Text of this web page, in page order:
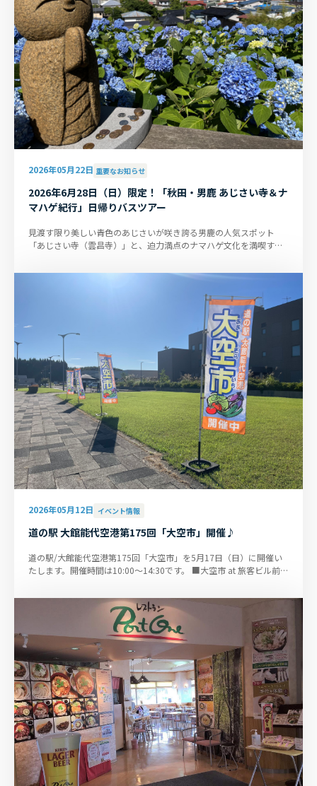
2026年05月22日 重要なお知らせ
2026年6月28日（日）限定！「秋田・男鹿 あじさい寺＆ナ
マハゲ紀行」日帰りバスツアー
見渡す限り美しい青色のあじさいが咲き誇る男鹿の人気スポット
「あじさい寺（雲昌寺）」と、迫力満点のナマハゲ文化を満喫する
2026年05月12日 イベント情報
道の駅 大館能代空港第175回「大空市」開催♪
道の駅/大館能代空港第175回「大空市」を5月17日（日）に開催い
たします。開催時間は10:00～14:30です。 ■大空市 at 旅客ビル前特